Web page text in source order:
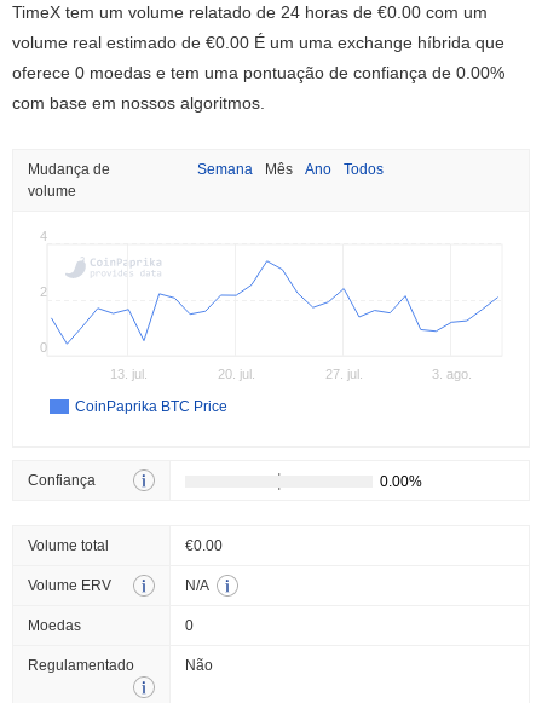
TimeX tem um volume relatado de 24 horas de €0.00 com um
volume real estimado de €0.00 É um uma exchange híbrida que
oferece 0 moedas e tem uma pontuação de confiança de 0.00%
com base em nossos algoritmos.
Mudança de
volume
Semana Mês Ano Todos
CoinPaprika BTC Price
13. jul. 20. jul. 27. jul. 3. ago.
0
2
4
Confiança
Volume total €0.00
Volume ERV N/A
Moedas 0
Regulamentado Não